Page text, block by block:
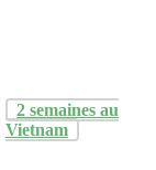
2 semaines au
Vietnam